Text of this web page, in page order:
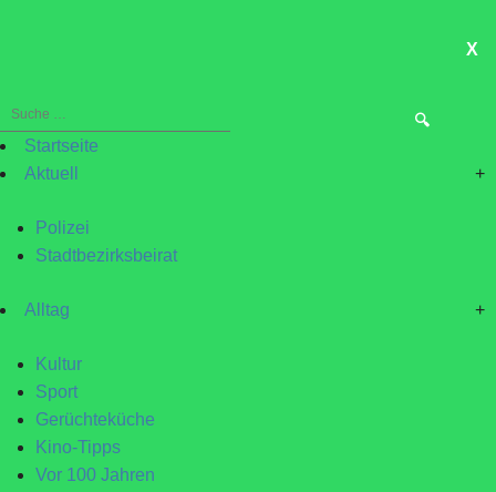
X
Suche
nach:Startseite
Aktuell
+
Polizei
Stadtbezirksbeirat
Alltag +
Kultur
Sport
Gerüchteküche
Kino-Tipps
Vor 100 Jahren